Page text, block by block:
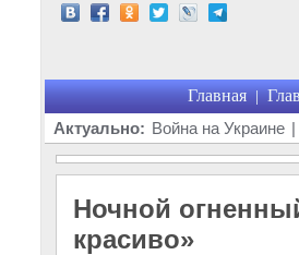
Главная |
Актуально: Война на Украине |
Ночной
красиво»